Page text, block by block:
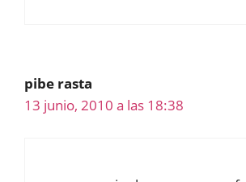
pibe rasta
13 junio, 2010 a las 18:38